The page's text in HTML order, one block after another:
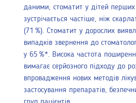
даними, стоматит у дітей перших
зустрічається частіше, ніж
(71 %). Стоматит у дорослих
випадків звернення до
у 65 %*. Висока частота
вимагає серйозного підходу до
впровадження нових методів
застосування препаратів,